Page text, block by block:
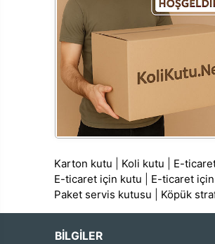
Karton kutu Koli kutu E-
E-ticaret için kutu
E-ticaret
Paket servis kutusu
Köpük
BİLGİLER